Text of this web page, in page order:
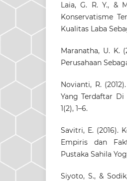
Laia, G. R. Y., &
Konservatisme
Kualitas Laba
Maranatha, U. K.
Perusahaan
Novianti, R.
Yang Terdaftar
1(2), 1–6.
Savitri, E. (2016).
Empiris dan
Pustaka Sahila
Siyoto, S., &